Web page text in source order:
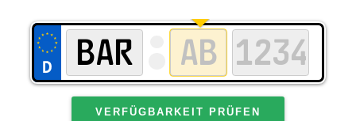
VERFÜGBARKEIT PRÜFEN